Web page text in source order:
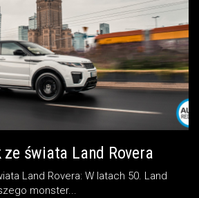
świata Land Rovera
Land Rovera: W latach 50. Land
monster...